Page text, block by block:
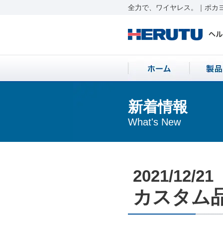
全力で、ワイヤレス。｜ポカ
新着情報
What's New
2021/12/21
カスタム